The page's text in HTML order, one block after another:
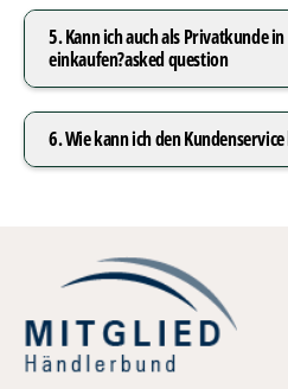
5. Kann ich auch als Privatkunde
einkaufen?asked question
6. Wie kann ich den